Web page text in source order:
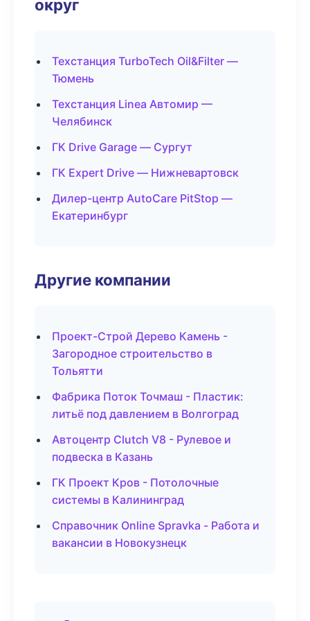
округ
Техстанция TurboTech Oil&Filter —
Тюмень
Техстанция Linea Автомир —
Челябинск
ГК Drive Garage — Сургут
ГК Expert Drive — Нижневартовск
Дилер-центр AutoCare PitStop —
Екатеринбург
Другие компании
Проект-Строй Дерево Камень -
Загородное строительство в
Тольятти
Фабрика Поток Точмаш - Пластик:
литьё под давлением в Волгоград
Автоцентр Clutch V8 - Рулевое и
подвеска в Казань
ГК Проект Кров - Потолочные
системы в Калининград
Справочник Online Spravka - Работа и
вакансии в Новокузнецк